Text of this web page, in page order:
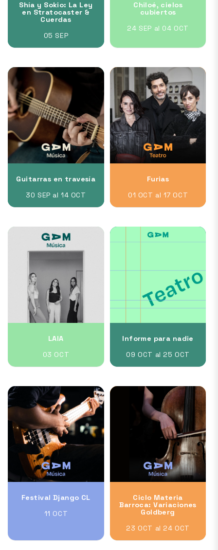
Shía y Sokio: La Ley
en Stratocaster &
Cuerdas
05 SEP
Chiloé, cielos
cubiertos
24 SEP al 04 OCT
Guitarras en travesía
30 SEP al 14 OCT
Furias
01 OCT al 17 OCT
LAIA
03 OCT
Informe para nadie
09 OCT al 25 OCT
Festival Django CL
11 OCT
Ciclo Materia
Barroca: Variaciones
Goldberg
23 OCT al 24 OCT